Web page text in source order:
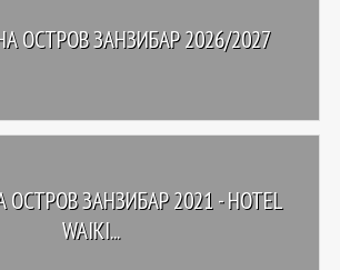
ОСТРОВ ЗАНЗИБАР 2026/2027
ЗАНЗИБАР 2021 - HOTEL
WAIKI...